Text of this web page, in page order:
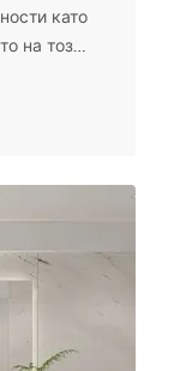
като
на този
си